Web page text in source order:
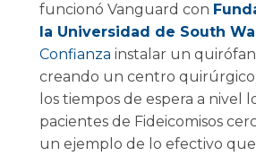
funcionó Vanguard con
la Universidad de South
Confianza instalar un
creando un centro
los tiempos de espera a nivel
pacientes de Fideicomisos
un ejemplo de lo efectivo